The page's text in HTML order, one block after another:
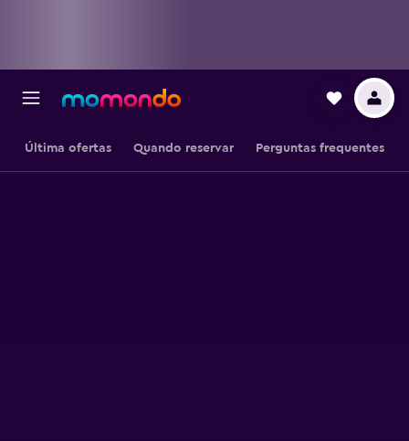
Última ofertas Quando reservar Perguntas frequentes